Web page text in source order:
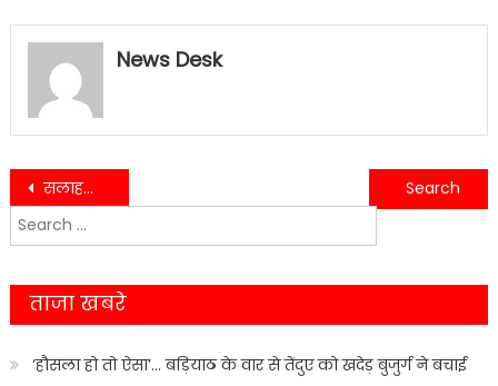
News Desk
Post
navigation
सलाहकार समिति की बैठक में शामिल हुए केंद्रीय राज्यमंत्री अजय भट्ट, एयरपोर्ट विस्तारीकरण में तेजी लाने के दिये निर्देश….
विधायक शिव अरोरा ने नये भगत सिंह चौक के संकल्प को लेकर स्थलीय निरक्षण किया….
Search
for:
ताजा खबरे
‘हौसला हो तो ऐसा’… बड़ियाठ के वार से तेंदुए को खदेड़ बुजुर्ग ने बचाई